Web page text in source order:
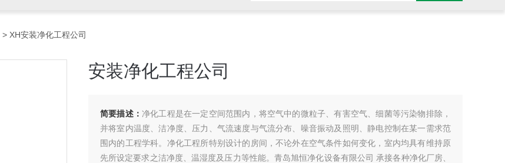
> XH安装净化工程公司
安装净化工程公司
简要描述： 净化工程是在一定空间范围内，将空气中的微粒子、有害空气、细菌等污染物排除，
并将室内温度、洁净度、压力、气流速度与气流分布、噪音振动及照明、静电控制在某一需求范
围内的工程学科。净化工程所特别设计的房间，不论外在空气条件如何变化，室内均具有维持原
先所设定要求之洁净度、温湿度及压力等性能。青岛旭恒净化设备有限公司 承接各种净化厂房、